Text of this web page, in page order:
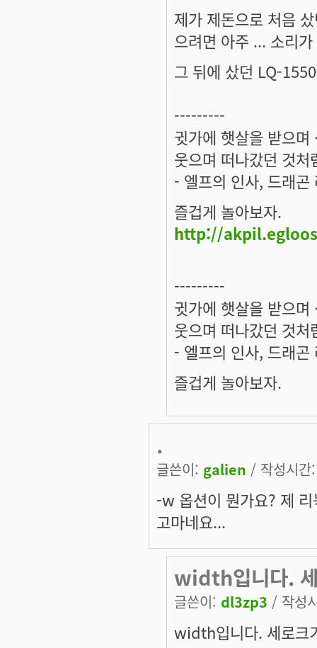
제가 제돈으로 처음
으려면 아주 ... 소리
그 뒤에 샀던 LQ-
---------
귓가에 햇살을 받으
웃으며 떠나갔던 것
- 엘프의 인사, 드래곤
즐겁게 놀아보자.
http://
---------
귓가에 햇살을 받으
웃으며 떠나갔던 것
- 엘프의 인사, 드래곤
즐겁게 놀아보자.
.
글쓴이: galien / 작성시
-w 옵션이 뭔가요? 제
고마네요...
width입니다.
글쓴이: dl3zp3 / 작성
width입니다. 세로크